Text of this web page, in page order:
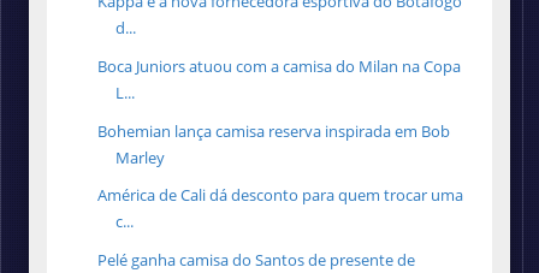
d...
Boca Juniors atuou com a camisa do Milan na Copa
L...
Bohemian lança camisa reserva inspirada em Bob
Marley
América de Cali dá desconto para quem trocar uma
c...
Pelé ganha camisa do Santos de presente de